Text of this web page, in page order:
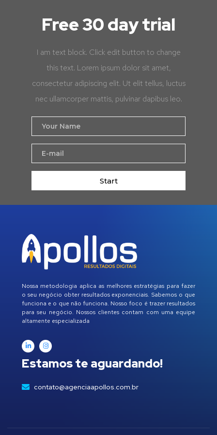
Free 30 day trial
I am text block. Click edit button to change
this text. Lorem ipsum dolor sit amet,
consectetur adipiscing elit. Ut elit tellus, luctus
nec ullamcorper mattis, pulvinar dapibus leo.
Start
Nossa metodologia aplica as melhores estratégias para fazer
o seu negócio obter resultados exponenciais. Sabemos o que
funciona e o que não funciona. Nosso foco é trazer resultados
para seu negócio. Nossos clientes contam com uma equipe
altamente especializada
Estamos te aguardando!
contato@agenciaapollos.com.br